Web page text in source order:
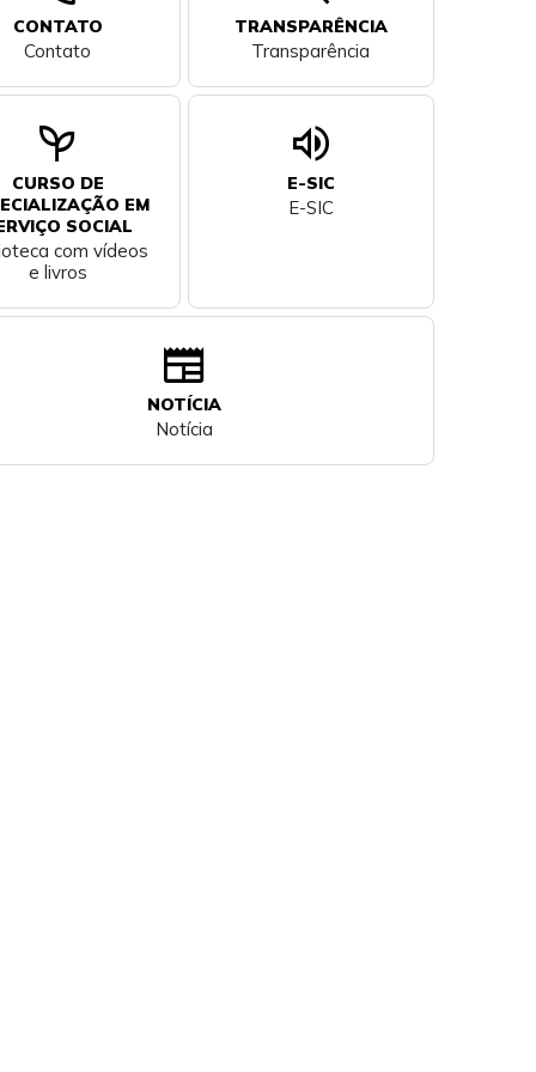
CONTATO
Contato
TRANSPARÊNCIA
Transparência
psychiatry
CURSO DE
EM
SOCIAL
com vídeos
e livros
volume_up
E-SIC
E-SIC
newspaper
NOTÍCIA
Notícia